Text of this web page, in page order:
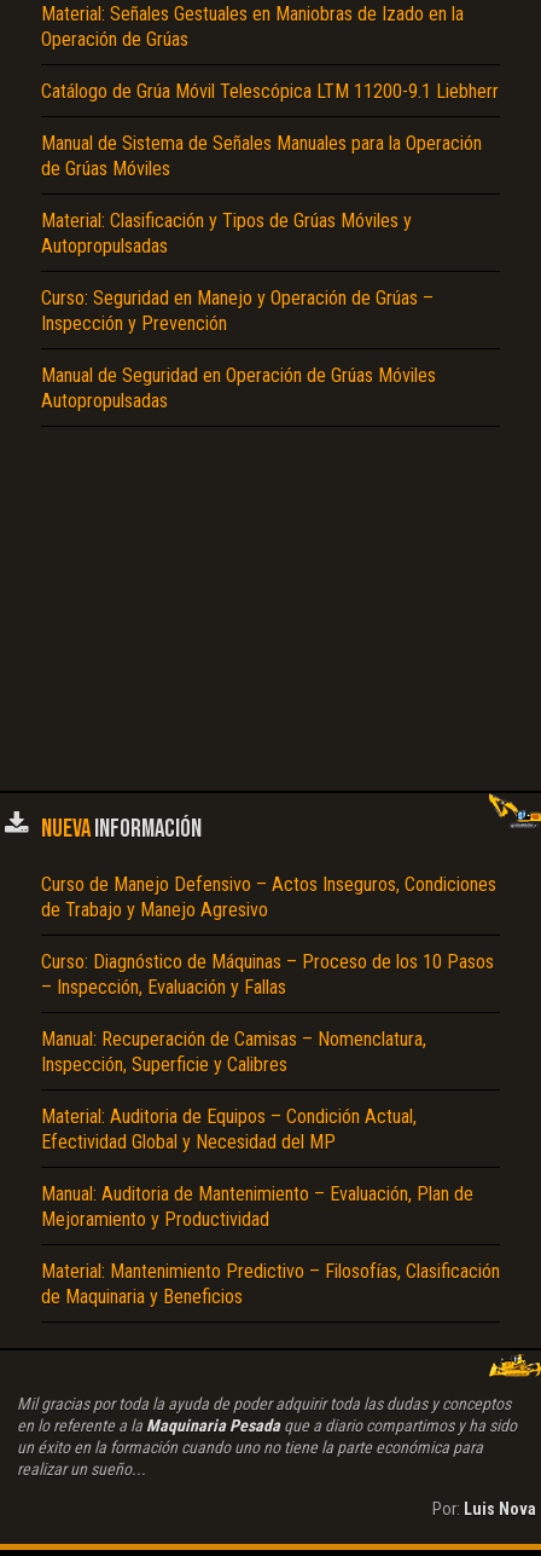
Material: Señales Gestuales en Maniobras de Izado en la
Operación de Grúas
Catálogo de Grúa Móvil Telescópica LTM 11200-9.1 Liebherr
Manual de Sistema de Señales Manuales para la Operación
de Grúas Móviles
Material: Clasificación y Tipos de Grúas Móviles y
Autopropulsadas
Curso: Seguridad en Manejo y Operación de Grúas –
Inspección y Prevención
Manual de Seguridad en Operación de Grúas Móviles
Autopropulsadas
NUEVAINFORMACIÓN
Curso de Manejo Defensivo – Actos Inseguros, Condiciones
de Trabajo y Manejo Agresivo
Curso: Diagnóstico de Máquinas – Proceso de los 10 Pasos
– Inspección, Evaluación y Fallas
Manual: Recuperación de Camisas – Nomenclatura,
Inspección, Superficie y Calibres
Material: Auditoria de Equipos – Condición Actual,
Efectividad Global y Necesidad del MP
Manual: Auditoria de Mantenimiento – Evaluación, Plan de
Mejoramiento y Productividad
Material: Mantenimiento Predictivo – Filosofías, Clasificación
de Maquinaria y Beneficios
Mil gracias por toda la ayuda de poder adquirir toda las dudas y conceptos
en lo referente a la Maquinaria Pesadaque a diario compartimos y ha sido
un éxito en la formación cuando uno no tiene la parte económica para
realizar un sueño...
Por: Luis Nova
El Título es incorrecto según el contenido.
Texto o Imagen de portada son erróneos.
No carga o no se visualiza el contenido.